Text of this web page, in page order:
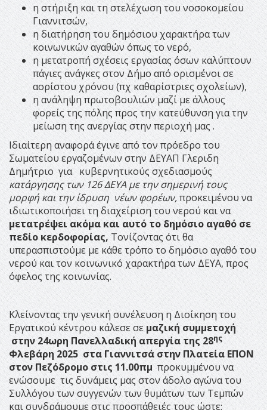
η στήριξη και τη στελέχωση του νοσοκομείου
Γιαννιτσών,
η διατήρηση του δημόσιου χαρακτήρα των
κοινωνικών αγαθών όπως το νερό,
η μετατροπή σχέσεις εργασίας όσων καλύπτουν
πάγιες ανάγκες στον Δήμο από ορισμένοι σε
αορίστου χρόνου (πχ καθαρίστριες σχολείων),
η ανάληψη πρωτοβουλιών μαζί με άλλους
φορείς της πόλης προς την κατεύθυνση για την
μείωση της ανεργίας στην περιοχή μας .
Ιδιαίτερη αναφορά έγινε από τον πρόεδρο του
Σωματείου εργαζομένων στην ΔΕΥΑΠ Γλεριδη
Δημήτριο για κυβερνητικούς σχεδιασμούς
κατάργησης των 126 ΔΕΥΑ με την σημερινή τους
μορφή και την ίδρυση νέων φορέων,προκειμένου να
ιδιωτικοποιήσει τη διαχείριση του νερού και να
μετατρέψει ακόμα και αυτό το δημόσιο αγαθό σε
πεδίο κερδοφορίας, Τονίζοντας ότι θα
υπερασπιστούμε με κάθε τρόπο το δημόσιο αγαθό του
νερού και τον κοινωνικό χαρακτήρα των ΔΕΥΑ, προς
όφελος της κοινωνίας.
Κλείνοντας την γενική συνέλευση η Διοίκηση του
Εργατικού κέντρου κάλεσε σεμαζική συμμετοχή
στην 24ωρη Πανελλαδική απεργία της 28ης
Φλεβάρη 2025 στα Γιαννιτσά στην Πλατεία ΕΠΟΝ
στον Πεζόδρομο στις 11.00πμπροκυμμένου να
ενώσουμε τις δυνάμεις μας στον άδολο αγώνα του
Συλλόγου των συγγενών των θυμάτων των Τεμπών
και συνδράμουμε στις προσπάθειές τους ώστε: